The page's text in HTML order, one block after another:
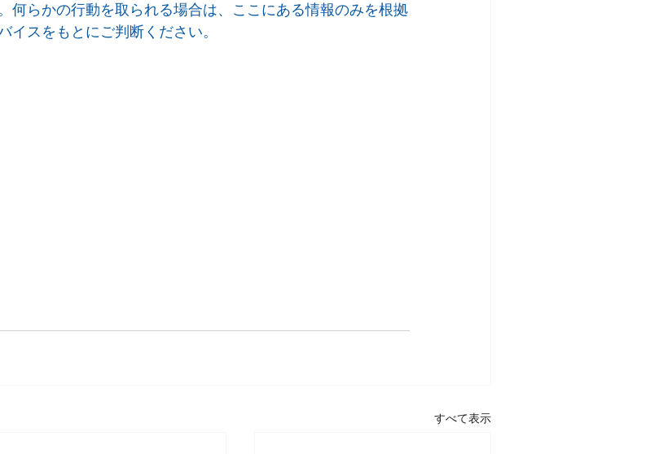
何らかの行動を取られる場合は、ここにある情報のみを根拠
イスをもとにご判断ください。
すべて表示